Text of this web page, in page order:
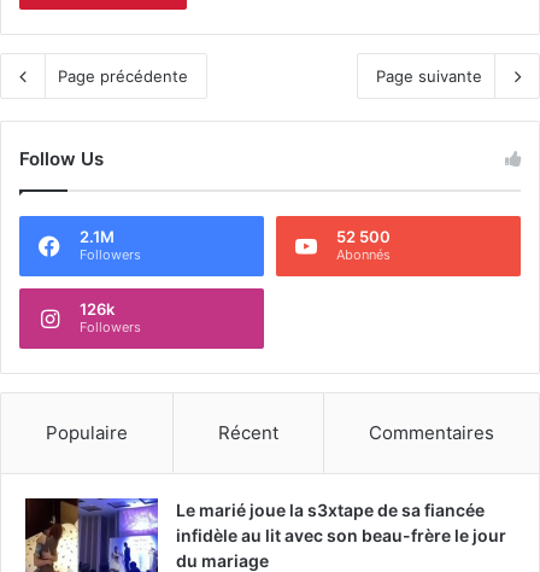
Page précédente Page suivante
Follow Us
2.1M
Followers
52 500
Abonnés
126k
Followers
Populaire Récent Commentaires
Le marié joue la s3xtape de sa fiancée
infidèle au lit avec son beau-frère le jour
du mariage